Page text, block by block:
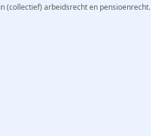
(collectief) arbeidsrecht en